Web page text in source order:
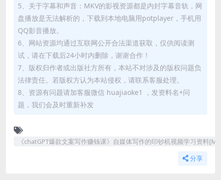
5、关于字幕和声音：MKV的影视资源都是内封字幕音轨，网
盘播放是无法解析的，下载到本地电脑用potplayer，手机用
QQ影音播放。
6、网站资源均通过互联网公开合法渠道获取，仅供阅读测
试，请在下载后24小时内删除，谢谢合作！
7、版权归作者或出版社方所有，本站不对涉及的版权问题负
法律责任。若版权方认为本站侵权，请联系客服处理。
8、资源有问题请加客服微信 huajiaoke1 ，发资料名+问
题，我们会及时重新补发
《chatGPT爆款文案写作赚钱课》自媒体写作的印钞机视频学习资料
分享